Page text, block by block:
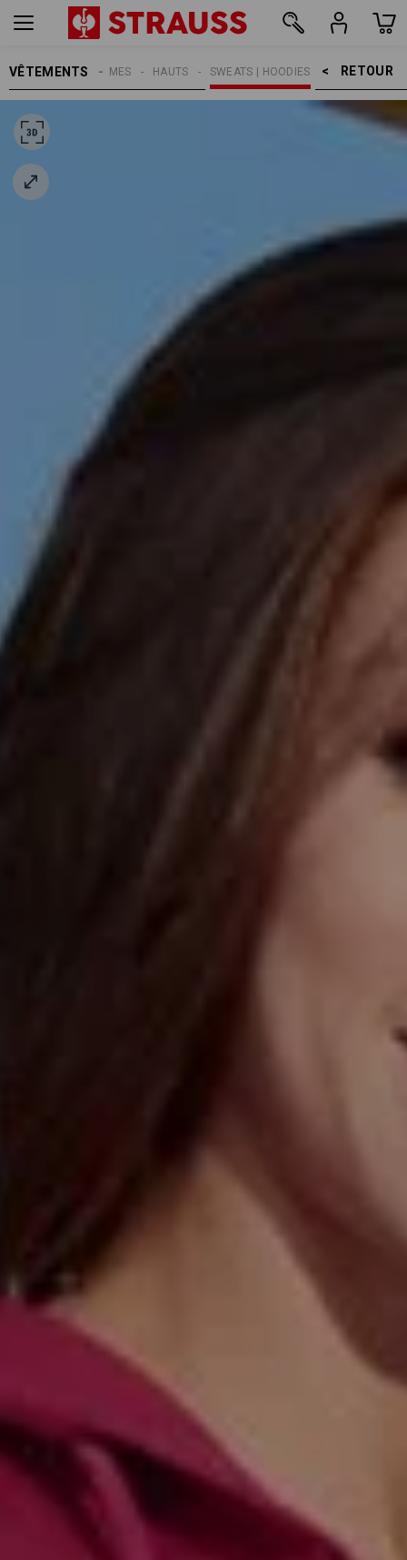
VÊTEMENTS RETOUR    >
SWEATS | HOODIES
HAUTS
FEMMES